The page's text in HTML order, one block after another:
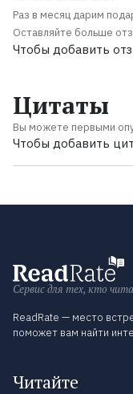
Раз в месяц дарим
Оставляйте больше
Чтобы добавить
Цитаты
Вы можете первыми
Чтобы добавить
Сервис для тех, кто
ReadRate — место
поможет вам найти
Читайте